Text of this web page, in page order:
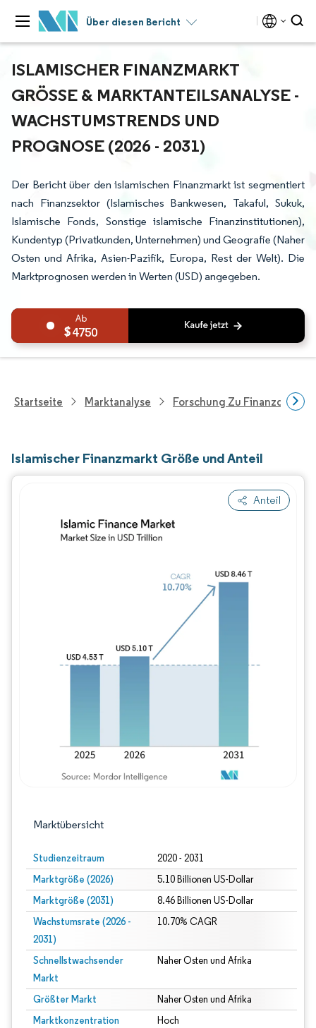
Über diesen Bericht
ISLAMISCHER FINANZMARKT
GRÖSSE & MARKTANTEILSANALYSE - W
ACHSTUMSTRENDS UND P
ROGNOSE (2026 - 2031)
Der Bericht über den islamischen Finanzmarkt ist segmentiert
nach Finanzsektor (Islamisches Bankwesen, Takaful, Sukuk,
Islamische Fonds, Sonstige islamische Finanzinstitutionen),
Kundentyp (Privatkunden, Unternehmen) und Geografie (Naher
Osten und Afrika, Asien-Pazifik, Europa, Rest der Welt). Die
Marktprognosen werden in Werten (USD) angegeben.
4750
Startseite Marktanalyse Forschung Zu
Islamischer Finanzmarkt Größe und Anteil
Anteil
Marktübersicht
Studienzeitraum 2020 - 2031
Marktgröße (2026) 5.10 Billionen US-Dollar
Marktgröße (2031) 8.46 Billionen US-Dollar
Wachstumsrate (2026 -
2031)
10.70% CAGR
Schnellstwachsender
Markt
Naher Osten und Afrika
Größter Markt Naher Osten und Afrika
Marktkonzentration Hoch
Bild © Mordor Intelligence.